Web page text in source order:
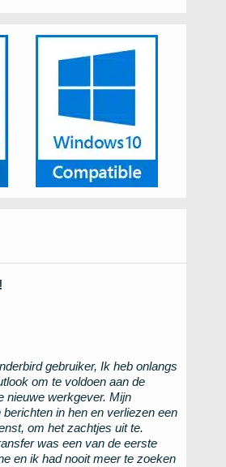
gebruiker, Ik heb onlangs
om te voldoen aan de
nieuwe werkgever. Mijn
in hen en verliezen een
om het zachtjes uit te.
was een van de eerste
en ik had nooit meer te zoeken